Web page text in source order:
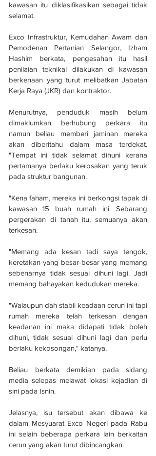
kawasan itu diklasifikasikan sebagai tidak
selamat.
Exco Infrastruktur, Kemudahan Awam dan
Pemodenan Pertanian Selangor, Izham
Hashim berkata, pengesahan itu hasil
penilaian teknikal dilakukan di kawasan
berkenaan yang turut melibatkan Jabatan
Kerja Raya (JKR) dan kontraktor.
Menurutnya, penduduk masih belum
dimaklumkan berhubung perkara itu
namun beliau memberi jaminan mereka
akan diberitahu dalam masa terdekat.
"Tempat ini tidak selamat dihuni kerana
pertamanya berlaku kerosakan yang teruk
pada struktur bangunan.
"Kena faham, mereka ini berkongsi tapak di
kawasan 15 buah rumah ini. Sebarang
pergerakan di tanah itu, semuanya akan
terkesan.
"Memang ada kesan tadi saya tengok,
keretakan yang besar-besar yang memang
sebenarnya tidak sesuai dihuni lagi. Jadi
memang bahayakan kedudukan mereka.
"Walaupun dah stabil keadaan cerun ini tapi
rumah mereka telah terkesan dengan
keadanan ini maka didapati tidak boleh
dihuni, tidak sesuai dihuni lagi dan perlu
berlaku kekosongan," katanya.
Beliau berkata demikian pada sidang
media selepas melawat lokasi kejadian di
sini pada Isnin.
Jelasnya, isu tersebut akan dibawa ke
dalam Mesyuarat Exco Negeri pada Rabu
ini selain beberapa perkara lain berkaitan
cerun yang akan turut dibincangkan.